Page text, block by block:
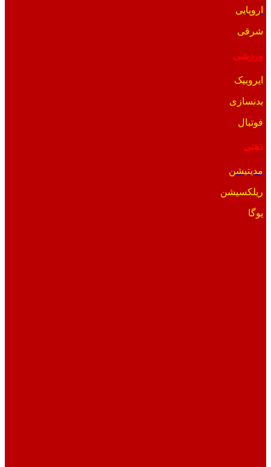
اروپایی
شرقی
ورزشی
ایروبیک
بدنسازی
فوتبال
ذهنی
مدیتیشن
ریلکسیشن
یوگا